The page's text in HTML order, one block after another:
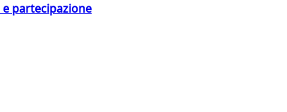
partecipazione